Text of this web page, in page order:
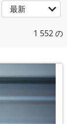
最新
1 552 の